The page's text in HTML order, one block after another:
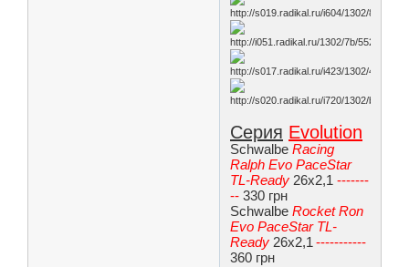
Серия Evolution
SchwalbeRacing
Ralph Evo PaceStar
TL-Ready 26x2,1-------
-- 330 грн
SchwalbeRocket Ron
Evo PaceStar TL-
Ready 26x2,1 -----------
360 грн